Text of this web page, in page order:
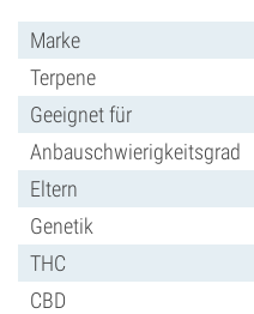
Marke
Terpene
Geeignet für
Anbauschwierigkeitsgrad
Eltern
Genetik
THC
CBD